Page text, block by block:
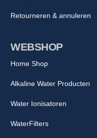
WEBSHOP
Home Shop
Alkaline Water Producten
Water Ionisatoren
WaterFilters
Retourneren & annuleren